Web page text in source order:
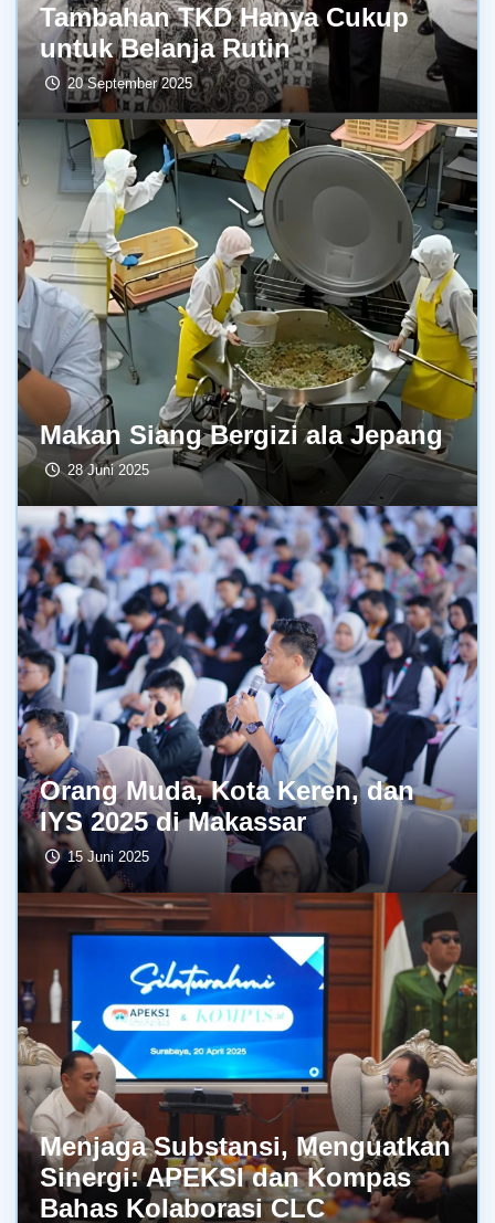
Tambahan TKD Hanya Cukup
untuk Belanja Rutin
20 September 2025
Makan Siang Bergizi ala Jepang
28 Juni 2025
Orang Muda, Kota Keren, dan
IYS 2025 di Makassar
15 Juni 2025
Menjaga Substansi, Menguatkan
Sinergi: APEKSI dan Kompas
Bahas Kolaborasi CLC